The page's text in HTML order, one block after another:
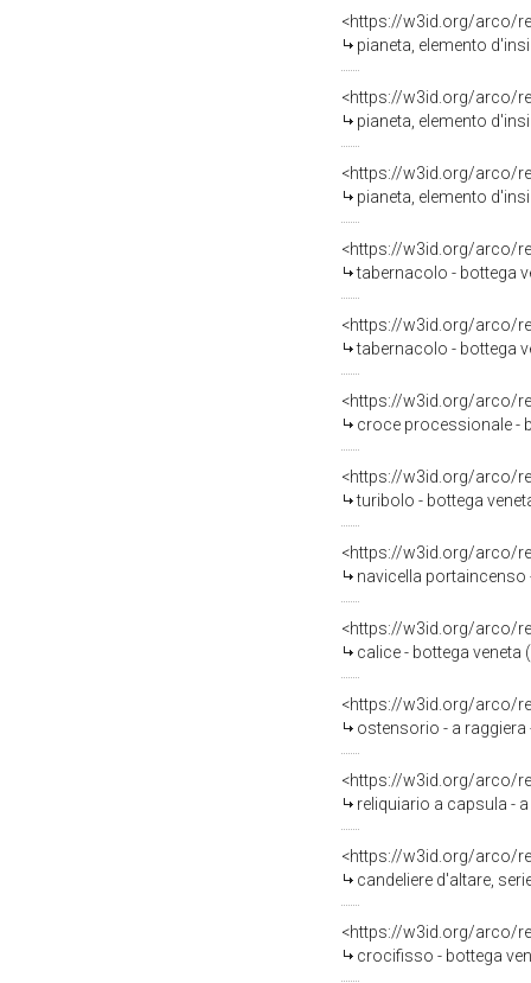
<https://w3id.org/arco/
pianeta, elemento
<https://w3id.org/arco/
pianeta, elemento
<https://w3id.org/arco/
pianeta, elemento
<https://w3id.org/arco/
tabernacolo - bottega
<https://w3id.org/arco/
tabernacolo - bottega
<https://w3id.org/arco/
croce processionale -
<https://w3id.org/arco/
turibolo - bottega
<https://w3id.org/arco/
navicella portaincenso
<https://w3id.org/arco/
calice - bottega veneta
<https://w3id.org/arco/
ostensorio - a raggiera
<https://w3id.org/arco/
reliquiario a capsula -
<https://w3id.org/arco/
candeliere d'altare,
<https://w3id.org/arco/
crocifisso - bottega